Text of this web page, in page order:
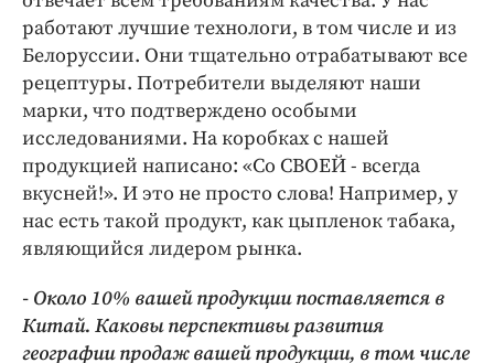
работают лучшие технологи, в том числе и из
Белоруссии. Они тщательно отрабатывают все
рецептуры. Потребители выделяют наши
марки, что подтверждено особыми
исследованиями. На коробках с нашей
продукцией написано: «Со СВОЕЙ - всегда
вкусней!». И это не просто слова! Например, у
нас есть такой продукт, как цыпленок табака,
являющийся лидером рынка.
- Около 10% вашей продукции поставляется в
Китай. Каковы перспективы развития
географии продаж вашей продукции, в том числе